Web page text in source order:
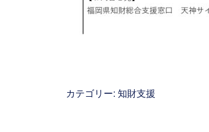
カテゴリー: 知財支援